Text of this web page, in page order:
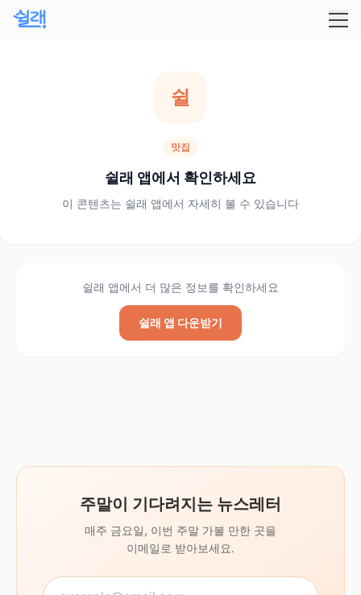
쉴
맛집
쉴래 앱에서 확인하세요
이 콘텐츠는 쉴래 앱에서 자세히 볼 수 있습니다
쉴래 앱에서 더 많은 정보를 확인하세요
쉴래 앱 다운받기
주말이 기다려지는 뉴스레터
매주 금요일, 이번 주말 가볼 만한 곳을
이메일로 받아보세요.